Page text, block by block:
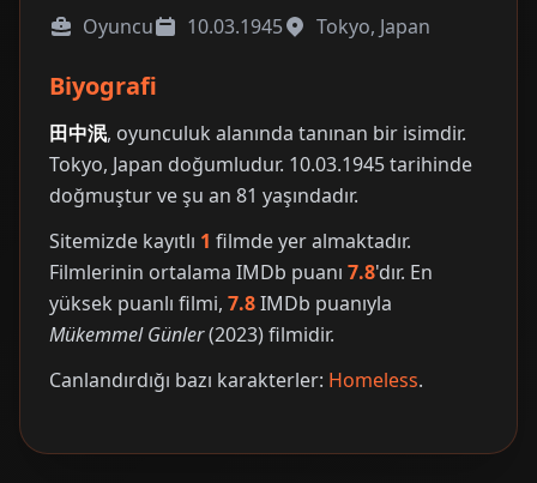
Oyuncu 10.03.1945 Tokyo, Japan
Biyografi
田中泯, oyunculuk alanında tanınan bir isimdir.
Tokyo, Japan doğumludur. 10.03.1945 tarihinde
doğmuştur ve şu an 81 yaşındadır.
Sitemizde kayıtlı 1 filmde yer almaktadır.
Filmlerinin ortalama IMDb puanı 7.8'dır. En
yüksek puanlı filmi, 7.8IMDb puanıyla
Mükemmel Günler(2023) filmidir.
Canlandırdığı bazı karakterler: Homeless.